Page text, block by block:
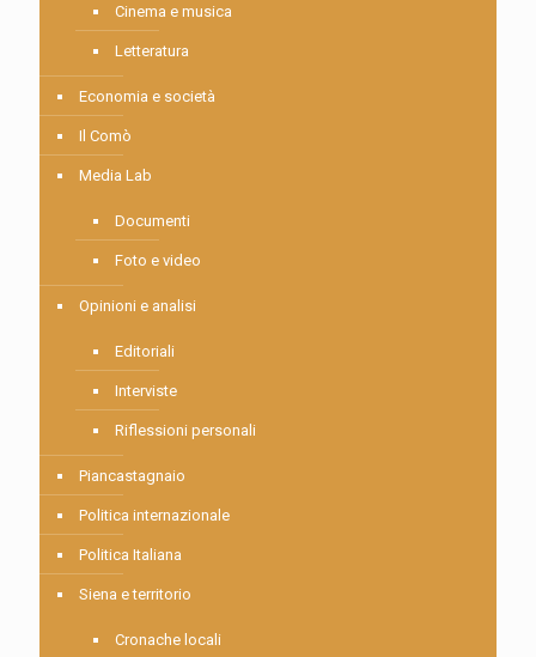
Cinema e musica
Letteratura
Economia e società
Il Comò
Media Lab
Documenti
Foto e video
Opinioni e analisi
Editoriali
Interviste
Riflessioni personali
Piancastagnaio
Politica internazionale
Politica Italiana
Siena e territorio
Cronache locali